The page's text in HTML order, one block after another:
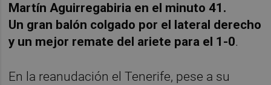
Martín Aguirregabiria en el minuto 41.
Un gran balón colgado por el lateral derecho
y un mejor remate del ariete para el 1-0.
En la reanudación el Tenerife, pese a su